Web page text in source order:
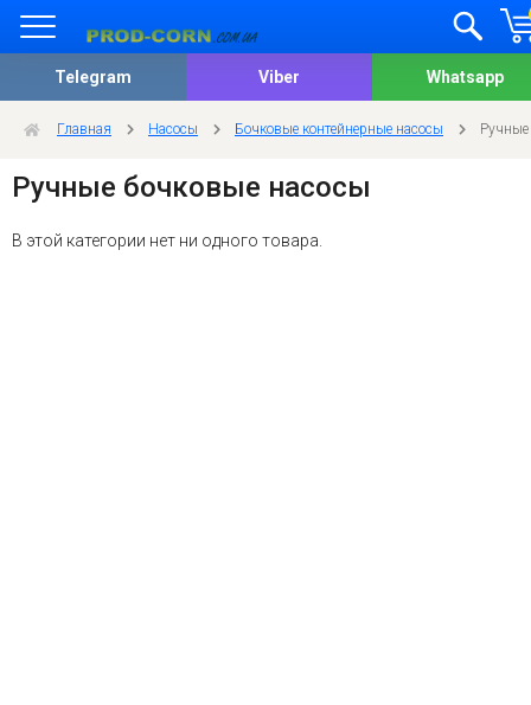
Telegram Viber Whatsapp
Главная Насосы Бочковые контейнерные насосы
Ручные бочковые насосы
В этой категории нет ни одного товара.